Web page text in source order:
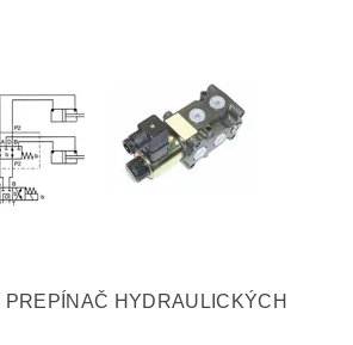
PREPÍNAČ HYDRAULICKÝCH